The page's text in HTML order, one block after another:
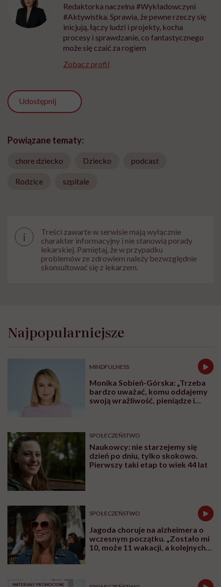
Redaktorka naczelna #Wykładowczyni
#Aktywistka. Sprawia, że pewne rzeczy się
inicjują, łączy ludzi i projekty, kocha
procesy i sprawdzanie, co fantastycznego
może się czaić za rogiem
Zobacz profil
Udostępnij
Powiązane tematy:
chore dziecko Dziecko podcast
Rodzice szpitale
i
Treści zawarte w serwisie mają wyłącznie
charakter informacyjny i nie stanowią porady
lekarskiej. Pamiętaj, że w przypadku
problemów ze zdrowiem należy bezwzględnie
skonsultować się z lekarzem.
Najpopularniejsze
MINDFULNESS
Monika Sobień-Górska: „Trzeba
bardzo uważać, komu oddajemy
swoją wrażliwość, pieniądze i
SPOŁECZEŃSTWO
Naukowcy: nie starzejemy się
dzień po dniu, tylko skokowo.
Pierwszy taki etap to wiek 44 lat
SPOŁECZEŃSTWO
Jagoda choruje na alzheimera o
wczesnym początku. „Zostało mi
10, może 11 wakacji, a kolejnych
MATERIAŁY PROMOCYJNE